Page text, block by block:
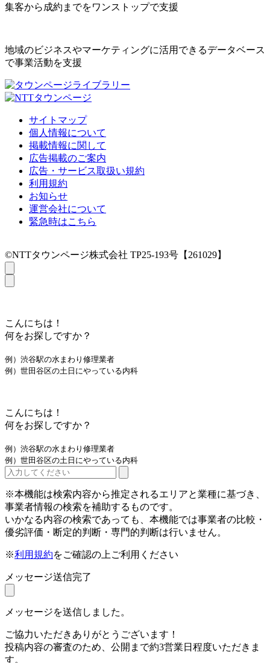
集客から成約までをワンストップで支援
地域のビジネスやマーケティングに活用できるデータベース
で事業活動を支援
サイトマップ
個人情報について
掲載情報に関して
広告掲載のご案内
広告・サービス取扱い規約
利用規約
お知らせ
運営会社について
緊急時はこちら
©NTTタウンページ株式会社 TP25-193号【261029】
こんにちは！
何をお探しですか？
例）渋谷駅の水まわり修理業者
例）世田谷区の土日にやっている内科
こんにちは！
何をお探しですか？
例）渋谷駅の水まわり修理業者
例）世田谷区の土日にやっている内科
※本機能は検索内容から推定されるエリアと業種に基づき、
事業者情報の検索を補助するものです。
いかなる内容の検索であっても、本機能では事業者の比較・
優劣評価・断定的判断・専門的判断は行いません。
※利用規約をご確認の上ご利用ください
メッセージ送信完了
メッセージを送信しました。
ご協力いただきありがとうございます！
投稿内容の審査のため、公開まで約3営業日程度いただきま
す。